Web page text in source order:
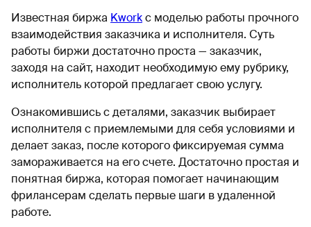
Известная биржа Kworkс моделью работы прочного
взаимодействия заказчика и исполнителя. Суть
работы биржи достаточно проста — заказчик,
заходя на сайт, находит необходимую ему рубрику,
исполнитель которой предлагает свою услугу.
Ознакомившись с деталями, заказчик выбирает
исполнителя с приемлемыми для себя условиями и
делает заказ, после которого фиксируемая сумма
замораживается на его счете. Достаточно простая и
понятная биржа, которая помогает начинающим
фрилансерам сделать первые шаги в удаленной
работе.